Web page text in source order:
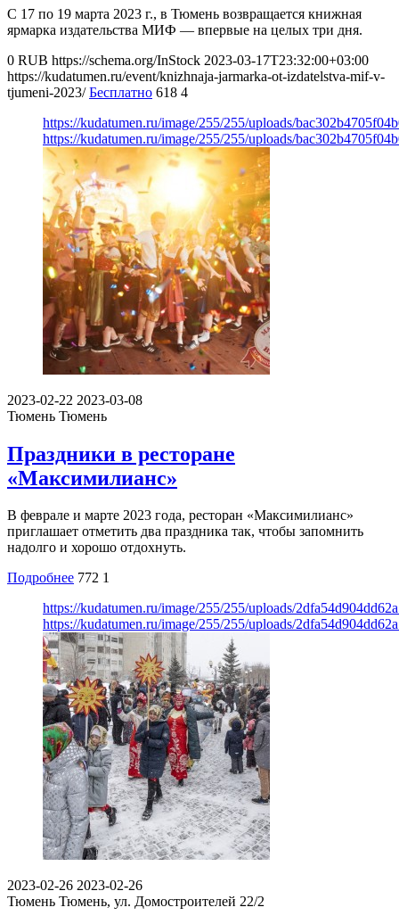
С 17 по 19 марта 2023 г., в Тюмень возвращается книжная
ярмарка издательства МИФ — впервые на целых три дня.
0 RUB https://schema.org/InStock 2023-03-17T23:32:00+03:00
https://kudatumen.ru/event/knizhnaja-jarmarka-ot-izdatelstva-mif-v-
tjumeni-2023/ Бесплатно 618 4
https://kudatumen.ru/image/255/255/uploads/
https://kudatumen.ru/image/255/255/uploads/
2023-02-22 2023-03-08
Тюмень Тюмень
Праздники в ресторане
«Максимилианс»
В феврале и марте 2023 года, ресторан «Максимилианс»
приглашает отметить два праздника так, чтобы запомнить
надолго и хорошо отдохнуть.
Подробнее 772 1
https://kudatumen.ru/image/255/255/uploads/
https://kudatumen.ru/image/255/255/uploads/
2023-02-26 2023-02-26
Тюмень Тюмень, ул. Домостроителей 22/2